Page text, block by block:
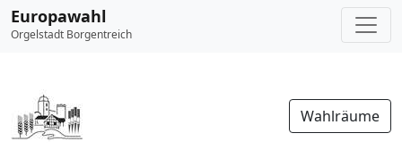
Europawahl
Orgelstadt Borgentreich
Wahlräume